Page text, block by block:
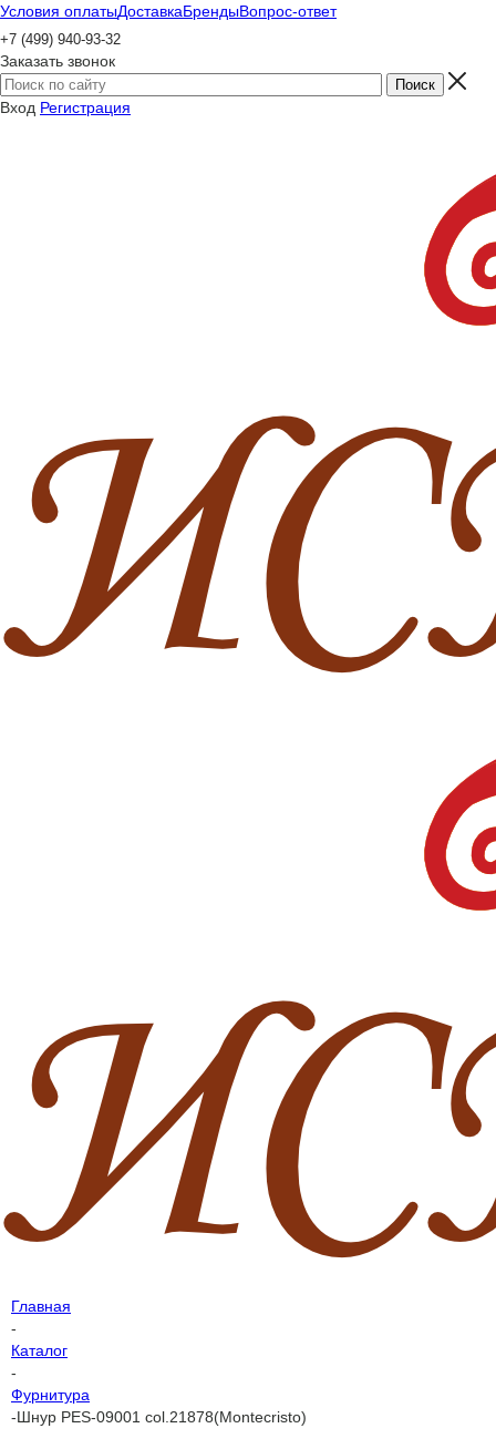
Условия оплатыДоставкаБрендыВопрос-ответ
+7 (499) 940-93-32
Заказать звонок
Вход Регистрация
Главная
-
Каталог
-
Фурнитура
-Шнур PES-09001 col.21878(Montecristo)